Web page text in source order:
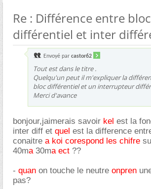
Re : Différence entre bloc
différentiel et inter
Envoyé par castor62
Tout est dans le titre .
Quelqu'un peut il m'expliquer la
bloc différentiel et un interrupteur
Merci d'avance
bonjour,jaimerais savoir kel est la
inter diff et quel est la difference
conaitre a koi corespond les chifre
40ma 30ma ect ??
- quan on touche le neutre onpren
pas?